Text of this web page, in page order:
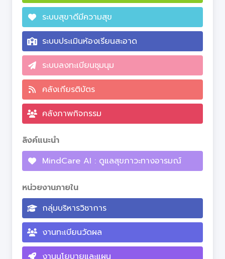
ระบบสุขาดีมีความสุข
ระบบประเมินห้องเรียนสะอาด
ระบบลงทะเบียนชุมนุม
คลังเกียรติบัตร
คลังภาพกิจกรรม
ลิงค์แนะนำ
MindCare AI : ดูแลสุขภาวะทางอารมณ์
หน่วยงานภายใน
กลุ่มบริหารวิชาการ
งานทะเบียนวัดผล
งานนโยบายและแผน